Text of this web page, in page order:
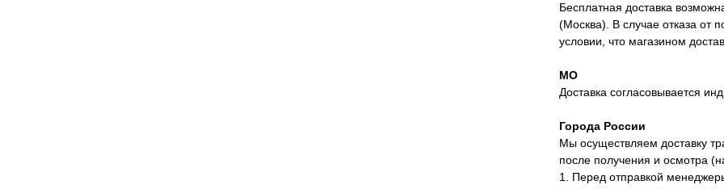
Бесплатная доставка
(Москва). В случае отказа от
условии, что магазином
МО
Доставка согласовывается
Города России
Мы осуществляем доставку
после получения и осмотра
1. Перед отправкой